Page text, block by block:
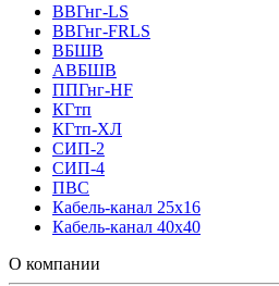
ВВГнг-LS
ВВГнг-FRLS
ВБШВ
АВБШВ
ППГнг-HF
КГтп
КГтп-ХЛ
СИП-2
СИП-4
ПВС
Кабель-канал 25х16
Кабель-канал 40х40
О компании